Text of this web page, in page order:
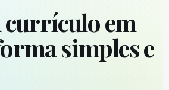
currículo em
simples e